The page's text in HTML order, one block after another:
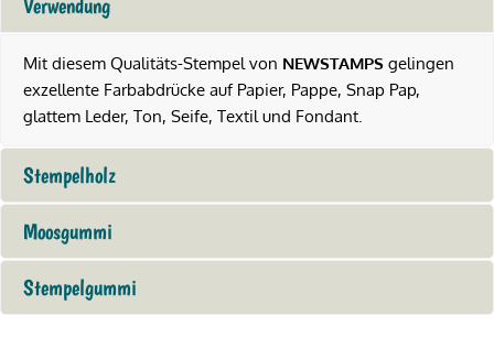
Verwendung
Mit diesem Qualitäts-Stempel von NEWSTAMPS gelingen
exzellente Farbabdrücke auf Papier, Pappe, Snap Pap,
glattem Leder, Ton, Seife, Textil und Fondant.
Stempelholz
Moosgummi
Stempelgummi